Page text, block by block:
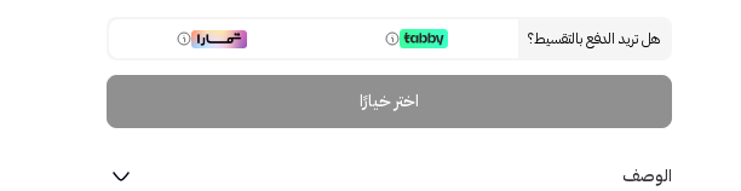
هل تريد الدفع بالتقسيط؟
اختر خيارًا
الوصف